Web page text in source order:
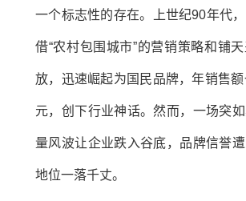
一个标志性的存在。上世纪90年代
借“农村包围城市”的营销策略和铺
放，迅速崛起为国民品牌，年销售
元，创下行业神话。然而，一场突
量风波让企业跌入谷底，品牌信誉
地位一落千丈。